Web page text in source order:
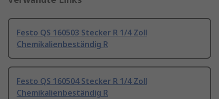
Festo QS 160503 Stecker R 1/4 Zoll
Chemikalienbeständig R
Festo QS 160504 Stecker R 1/4 Zoll
Chemikalienbeständig R